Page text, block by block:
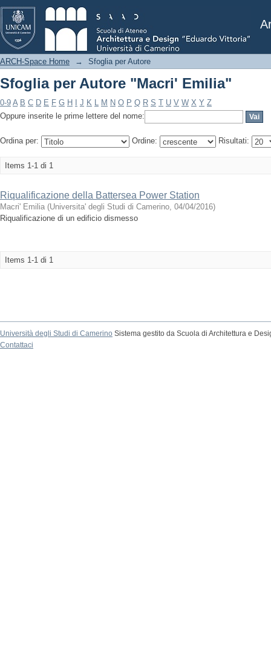
Sfoglia per Autore "Macri' Emilia"
ARCH-Space Home → Sfoglia per Autore
Sfoglia per Autore "Macri' Emilia"
0-9 A B C D E F G H J K L M N O P Q R S T U V W X Y Z
Oppure inserite le prime lettere del nome:
Ordina per: Ordine: Risultati:
Items 1-1 di 1
Riqualificazione della Battersea Power Station
Macri' Emilia (Universita' degli Studi di Camerino, 04/04/2016)
Riqualificazione di un edificio dismesso
Items 1-1 di 1
Università degli Studi di Camerino Sistema gestito da Scuola di Architettura e
Contattaci